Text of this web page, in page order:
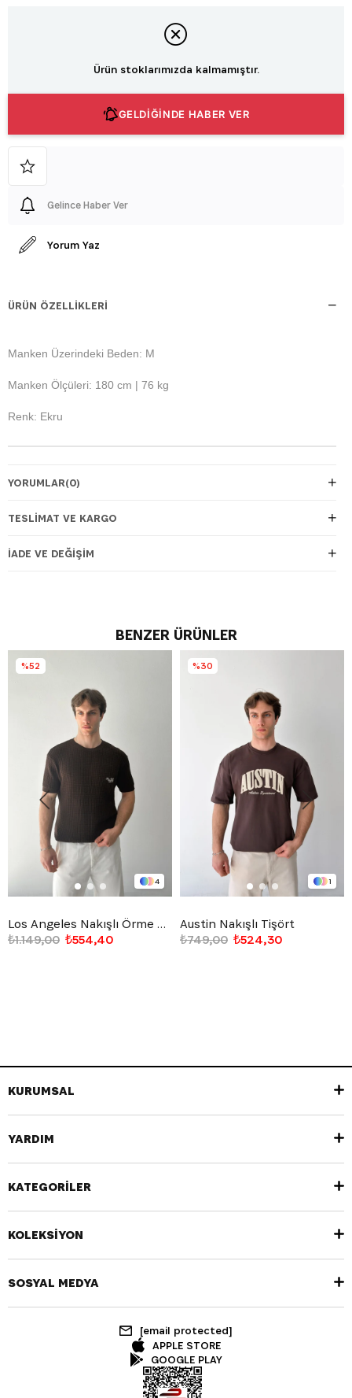
Ürün stoklarımızda kalmamıştır.
GELDİĞİNDE HABER VER
Gelince Haber Ver
Yorum Yaz
ÜRÜN ÖZELLIKLERI
Manken Üzerindeki Beden: M
Manken Ölçüleri: 180 cm | 76 kg
Renk: Ekru
YORUMLAR(0)
TESLIMAT VE KARGO
İADE VE DEĞIŞIM
BENZER ÜRÜNLER
4
Los Angeles Nakışlı Örme Triko Tişört
₺554,40
₺1.149,00
%52
1
Austin Nakışlı Tişört
₺524,30
₺749,00
%30
KURUMSAL
YARDIM
KATEGORİLER
KOLEKSİYON
SOSYAL MEDYA
[email protected]
APPLE STORE
GOOGLE PLAY